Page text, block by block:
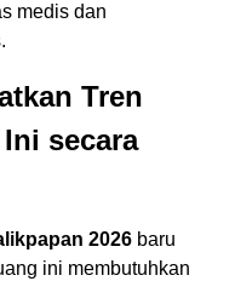
medis dan
Tren
secara
2026 baru
ini membutuhkan